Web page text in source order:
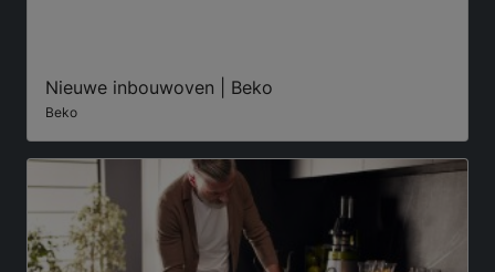
Nieuwe inbouwoven | Beko
Beko